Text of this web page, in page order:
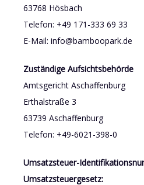
63768 Hösbach
Telefon: +49 171-333 69 33
E-Mail: info@bamboopark.de
Zuständige Aufsichtsbehörde
Amtsgericht Aschaffenburg
Erthalstraße 3
63739 Aschaffenburg
Telefon: +49-6021-398-0
Umsatzsteuer-
Umsatzsteuergesetz: